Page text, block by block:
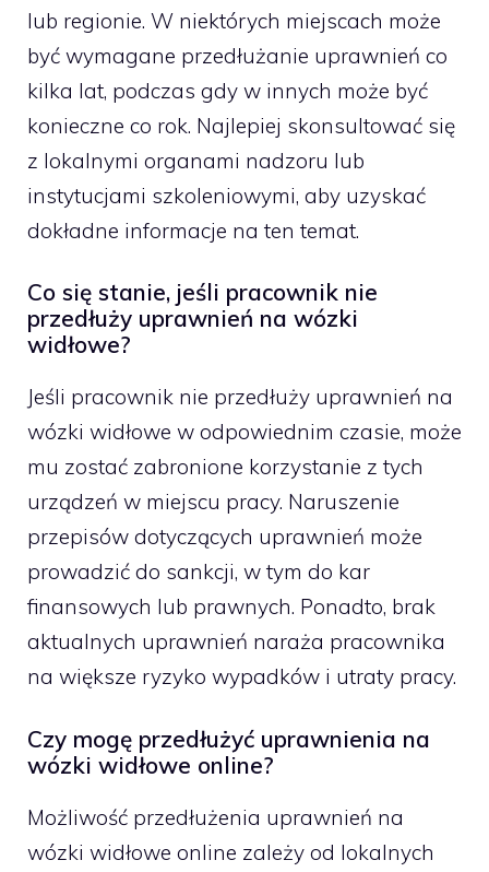
lub regionie. W niektórych miejscach może
być wymagane przedłużanie uprawnień co
kilka lat, podczas gdy w innych może być
konieczne co rok. Najlepiej skonsultować się
z lokalnymi organami nadzoru lub
instytucjami szkoleniowymi, aby uzyskać
dokładne informacje na ten temat.
Co się stanie, jeśli pracownik nie
przedłuży uprawnień na wózki
widłowe?
Jeśli pracownik nie przedłuży uprawnień na
wózki widłowe w odpowiednim czasie, może
mu zostać zabronione korzystanie z tych
urządzeń w miejscu pracy. Naruszenie
przepisów dotyczących uprawnień może
prowadzić do sankcji, w tym do kar
finansowych lub prawnych. Ponadto, brak
aktualnych uprawnień naraża pracownika
na większe ryzyko wypadków i utraty pracy.
Czy mogę przedłużyć uprawnienia na
wózki widłowe online?
Możliwość przedłużenia uprawnień na
wózki widłowe online zależy od lokalnych